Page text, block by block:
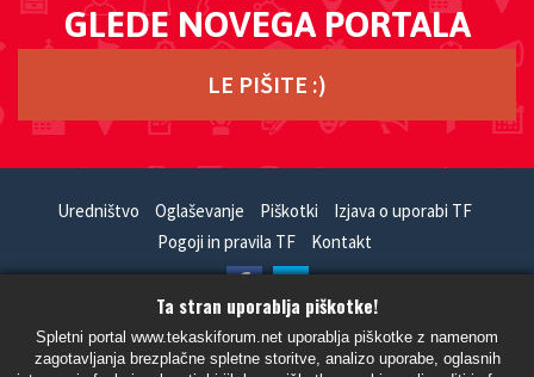
GLEDE NOVEGA PORTALA
LE PIŠITE :)
Uredništvo Oglaševanje Piškotki
Izjava o uporabi TF
Pogoji in pravila TF
Kontakt
HandCrafted With - Powered By
- Vsi časi so UTC+02:00 Evropa/Ljubljana -
Ta stran uporablja piškotke!
Spletni portal www.tekaskiforum.net uporablja piškotke z namenom
zagotavljanja brezplačne spletne storitve, analizo uporabe, oglasnih